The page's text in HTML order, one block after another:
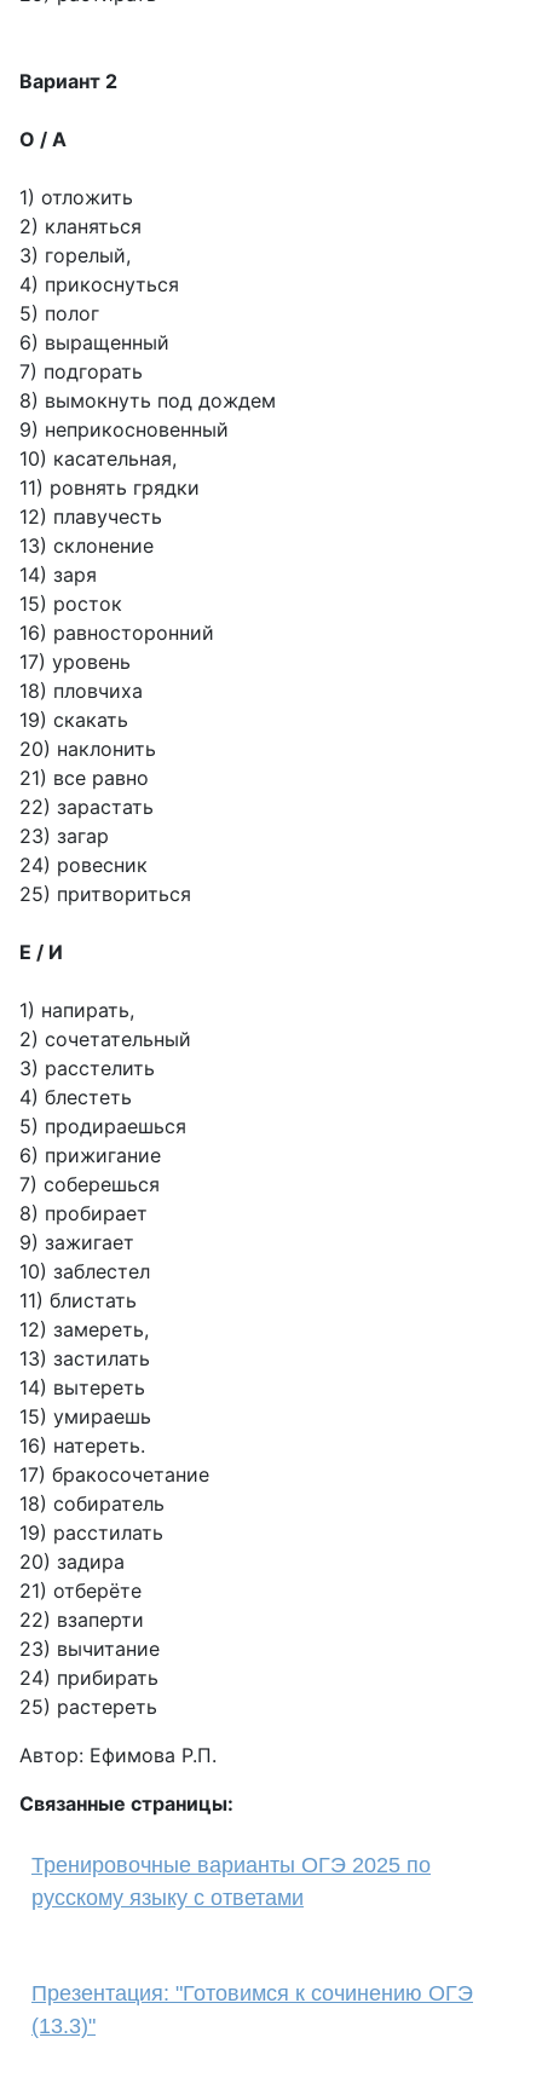
Вариант 2
О / А
1) отложить
2) кланяться
3) горелый,
4) прикоснуться
5) полог
6) выращенный
7) подгорать
8) вымокнуть под дождем
9) неприкосновенный
10) касательная,
11) ровнять грядки
12) плавучесть
13) склонение
14) заря
15) росток
16) равносторонний
17) уровень
18) пловчиха
19) скакать
20) наклонить
21) все равно
22) зарастать
23) загар
24) ровесник
25) притвориться
Е / И
1) напирать,
2) сочетательный
3) расстелить
4) блестеть
5) продираешься
6) прижигание
7) соберешься
8) пробирает
9) зажигает
10) заблестел
11) блистать
12) замереть,
13) застилать
14) вытереть
15) умираешь
16) натереть.
17) бракосочетание
18) собиратель
19) расстилать
20) задира
21) отберёте
22) взаперти
23) вычитание
24) прибирать
25) растереть
Автор: Ефимова Р.П.
Связанные страницы:
Тренировочные варианты ОГЭ 2025 по
русскому языку с ответами
Презентация: "Готовимся к сочинению ОГЭ
(13.3)"